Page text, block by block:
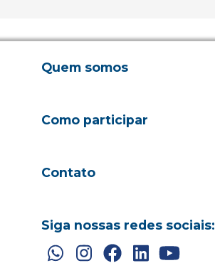
Quem somos
Como participar
Contato
Siga nossas redes sociais: